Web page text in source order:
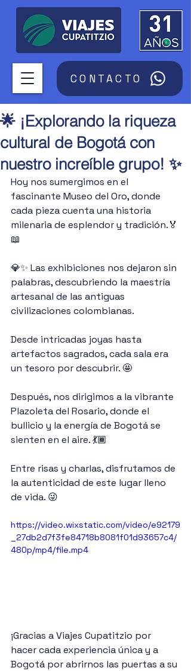
CONTACTO
🌟 ¡Explorando la riqueza
cultural de Bogotá con
nuestro increíble grupo! ✨
Hoy nos sumergimos en el
fascinante Museo del Oro, donde
cada pieza cuenta una historia
milenaria de esplendor y tradición.🏅
📖
💎✨ Las exhibiciones nos dejaron sin
palabras, descubriendo la maestría
artesanal de las antiguas
civilizaciones colombianas.
Desde intricadas joyas hasta
artefactos sagrados, cada sala era
un tesoro por descubrir. 🤩
Después, nos dirigimos a la vibrante
Plazoleta del Rosario, donde el
bullicio y la energía de Bogotá se
sienten en el aire. 💃🏾
Entre risas y charlas, disfrutamos de
la autenticidad de este lugar lleno
de vida. 😜
https://video.wixstatic.com/video/e92179
_27db2d7f3fe84718b8081f01d93657c4/
480p/mp4/file.mp4
¡Gracias a Viajes Cupatitzio por
hacer cada experiencia única y a
Bogotá por abrirnos las puertas a su